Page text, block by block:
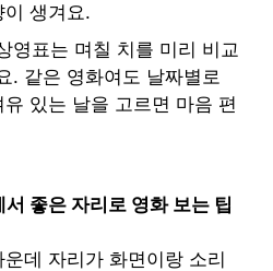
이 생겨요.
영표는 며칠 치를 미리 비교
. 같은 영화여도 날짜별로
있는 날을 고르면 마음 편
좋은 자리로 영화 보는 팁
데 자리가 화면이랑 소리